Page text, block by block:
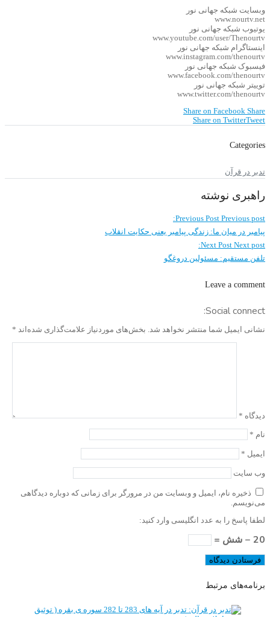
وبسایت شبکه جهانی نور
www.nourtv.net
یوتیوب شبکه جهانی نور
www.youtube.com/user/Thenourtv
اینستاگرام شبکه جهانی نور
www.instagram.com/thenourtv
فیسبوک شبکه جهانی نور
www.facebook.com/thenourtv
توییتر شبکه جهانی نور
www.twitter.com/thenourtv
Share on Facebook Share
Share on TwitterTweet
Categories
تدبر در قرآن
راهبری نوشته
Previous Post Previous post:
پیامبر در میان ما: زندگی پیامبر یعنی حکایت انقلاب
Next Post Next post:
تلفن مستقیم: مسئولین دروغگو
Leave a comment
Social connect:
نشانی ایمیل شما منتشر نخواهد شد. بخش‌های موردنیاز علامت‌گذاری شده‌اند *
دیدگاه *
نام *
ایمیل *
وب‌ سایت
ذخیره نام، ایمیل و وبسایت من در مرورگر برای زمانی که دوباره دیدگاهی
می‌نویسم.
لطفا پاسخ را به عدد انگلیسی وارد کنید:
20 − شش =
برنامه‌های مرتبط